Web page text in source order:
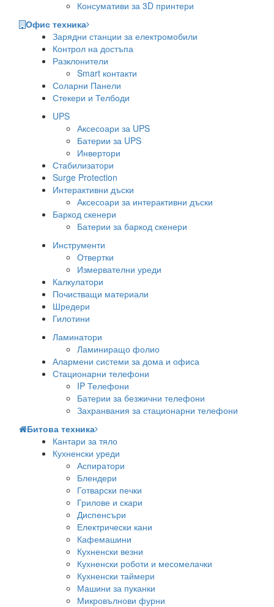
Консумативи за 3D принтери
Офис техника
Зарядни станции за електромобили
Контрол на достъпа
Разклонители
Smart контакти
Соларни Панели
Стекери и Телбоди
UPS
Аксесоари за UPS
Батерии за UPS
Инвертори
Стабилизатори
Surge Protection
Интерактивни дъски
Аксесоари за интерактивни дъски
Баркод скенери
Батерии за баркод скенери
Инструменти
Отвертки
Измервателни уреди
Калкулатори
Почистващи материали
Шредери
Гилотини
Ламинатори
Ламиниращо фолио
Алармени системи за дома и офиса
Стационарни телефони
IP Телефони
Батерии за безжични телефони
Захранвания за стационарни телефони
Битова техника
Кантари за тяло
Кухненски уреди
Аспиратори
Блендери
Готварски печки
Грилове и скари
Диспенсъри
Електрически кани
Кафемашини
Кухненски везни
Кухненски роботи и месомелачки
Кухненски таймери
Машини за пуканки
Микровълнови фурни